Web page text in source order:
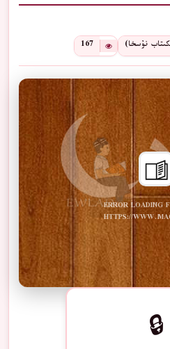
نۇسخا) 167
ERROR LOADING
HTTPS://
🔒